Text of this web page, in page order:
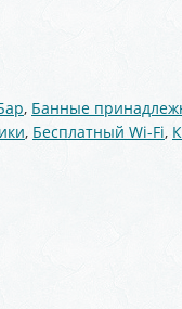
, Банные
, Бесплатный Wi-Fi,